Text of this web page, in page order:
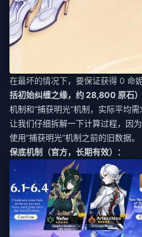
在最坏的情况下，要保证获得 0 命
括初始纠缠之缘，约 28,800 原石）
机制和“捕获明光”机制，实际平均需
让我们仔细拆解一下计算过程，因
使用“捕获明光”机制之前的旧数据。
保底机制（官方，长期有效）：